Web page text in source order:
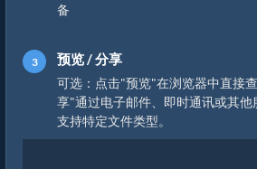
备
预览 / 分享
可选：点击"预览"在浏览器中直接
享"通过电子邮件、即时通讯或其他
支持特定文件类型。